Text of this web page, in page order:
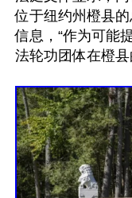
位于纽约州橙县
信息，“作为可能
法轮功团体在橙县